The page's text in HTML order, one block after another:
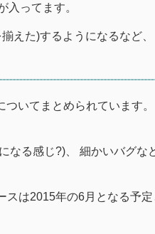
入ってます。
えた)するようになるなど、
いてまとめられています。
なる感じ?)、 細かいバグな
スは2015年の6月となる予